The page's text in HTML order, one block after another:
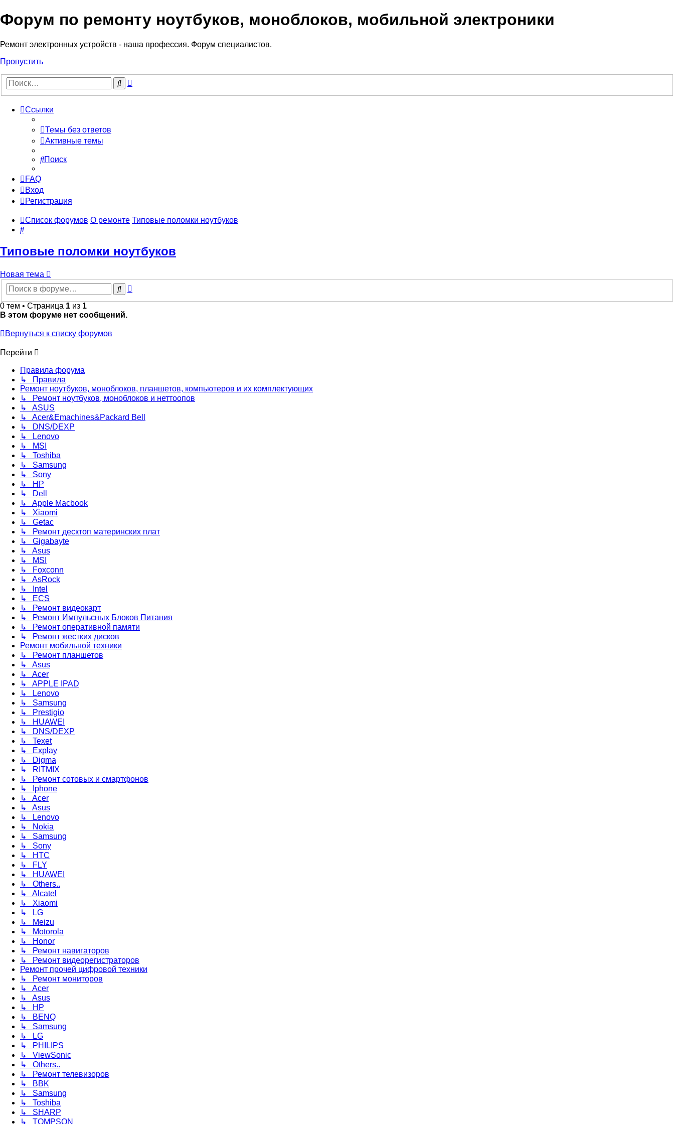
Регистрация
Форум по ремонту ноутбуков, моноблоков, мобильной электроники
Ремонт электронных устройств - наша профессия. Форум специалистов.
Пропустить
Поиск
Ссылки
Темы без ответов
Активные темы
Поиск
FAQ
Вход
Регистрация
Список форумов О ремонте Типовые поломки ноутбуков
Поиск
Типовые поломки ноутбуков
Новая
тема
Новая тема
Поиск
0 тем • Страница 1 из 1
В этом форуме нет сообщений.
Вернуться к списку форумов
Перейти
Правила форума
↳ Правила
Ремонт ноутбуков, моноблоков, планшетов, компьютеров и их комплектующих
↳ Ремонт ноутбуков, моноблоков и неттоопов
↳ ASUS
↳ Acer&Emachines&Packard Bell
↳ DNS/DEXP
↳ Lenovo
↳ MSI
↳ Toshiba
↳ Samsung
↳ Sony
↳ HP
↳ Dell
↳ Apple Macbook
↳ Xiaomi
↳ Getac
↳ Ремонт десктоп материнских плат
↳ Gigabayte
↳ Asus
↳ MSI
↳ Foxconn
↳ AsRock
↳ Intel
↳ ECS
↳ Ремонт видеокарт
↳ Ремонт Импульсных Блоков Питания
↳ Ремонт оперативной памяти
↳ Ремонт жестких дисков
Ремонт мобильной техники
↳ Ремонт планшетов
↳ Asus
↳ Acer
↳ APPLE IPAD
↳ Lenovo
↳ Samsung
↳ Prestigio
↳ HUAWEI
↳ DNS/DEXP
↳ Texet
↳ Explay
↳ Digma
↳ RITMIX
↳ Ремонт сотовых и смартфонов
↳ Iphone
↳ Acer
↳ Asus
↳ Lenovo
↳ Nokia
↳ Samsung
↳ Sony
↳ HTC
↳ FLY
↳ HUAWEI
↳ Others..
↳ Alcatel
↳ Xiaomi
↳ LG
↳ Meizu
↳ Motorola
↳ Honor
↳ Ремонт навигаторов
↳ Ремонт видеорегистраторов
Ремонт прочей цифровой техники
↳ Ремонт мониторов
↳ Acer
↳ Asus
↳ HP
↳ BENQ
↳ Samsung
↳ LG
↳ PHILIPS
↳ ViewSonic
↳ Others..
↳ Ремонт телевизоров
↳ BBK
↳ Samsung
↳ Toshiba
↳ SHARP
↳ TOMPSON